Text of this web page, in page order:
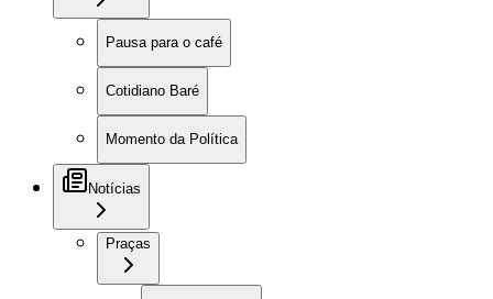
Pausa para o café
Cotidiano Baré
Momento da Política
Notícias
Praças